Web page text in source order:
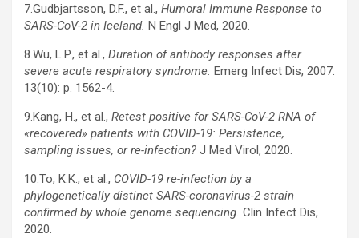
7.Gudbjartsson, D.F., et al., Humoral Immune Response to
SARS-CoV-2 in Iceland. N Engl J Med, 2020.
8.Wu, L.P., et al., Duration of antibody responses after
severe acute respiratory syndrome. Emerg Infect Dis, 2007.
13(10): p. 1562-4.
9.Kang, H., et al., Retest positive for SARS-CoV-2 RNA of
«recovered» patients with COVID-19: Persistence,
sampling issues, or re-infection? J Med Virol, 2020.
10.To, K.K., et al., COVID-19 re-infection by a
phylogenetically distinct SARS-coronavirus-2 strain
confirmed by whole genome sequencing. Clin Infect Dis,
2020.